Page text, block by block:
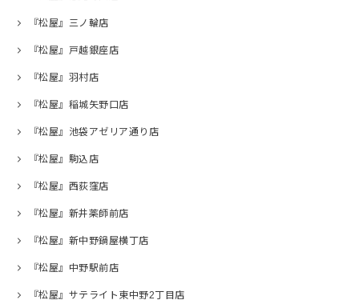
『松屋』三ノ輪店
『松屋』戸越銀座店
『松屋』羽村店
『松屋』稲城矢野口店
『松屋』池袋アゼリア通り店
『松屋』駒込店
『松屋』西荻窪店
『松屋』新井薬師前店
『松屋』新中野鍋屋横丁店
『松屋』中野駅前店
『松屋』サテライト東中野2丁目店